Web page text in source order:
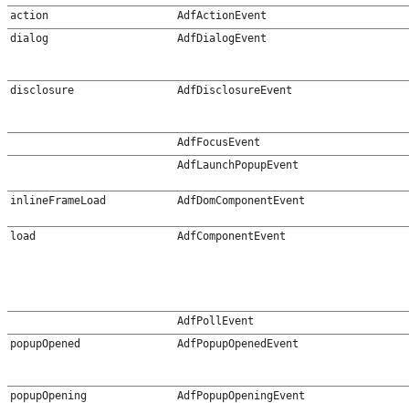
action
AdfActionEvent
dialog
AdfDialogEvent
disclosure AdfDisclosureEvent
AdfFocusEvent
AdfLaunchPopupEvent
inlineFrameLoad AdfDomComponentEvent
load AdfComponentEvent
AdfPollEvent
popupOpened
AdfPopupOpenedEvent
popupOpening AdfPopupOpeningEvent